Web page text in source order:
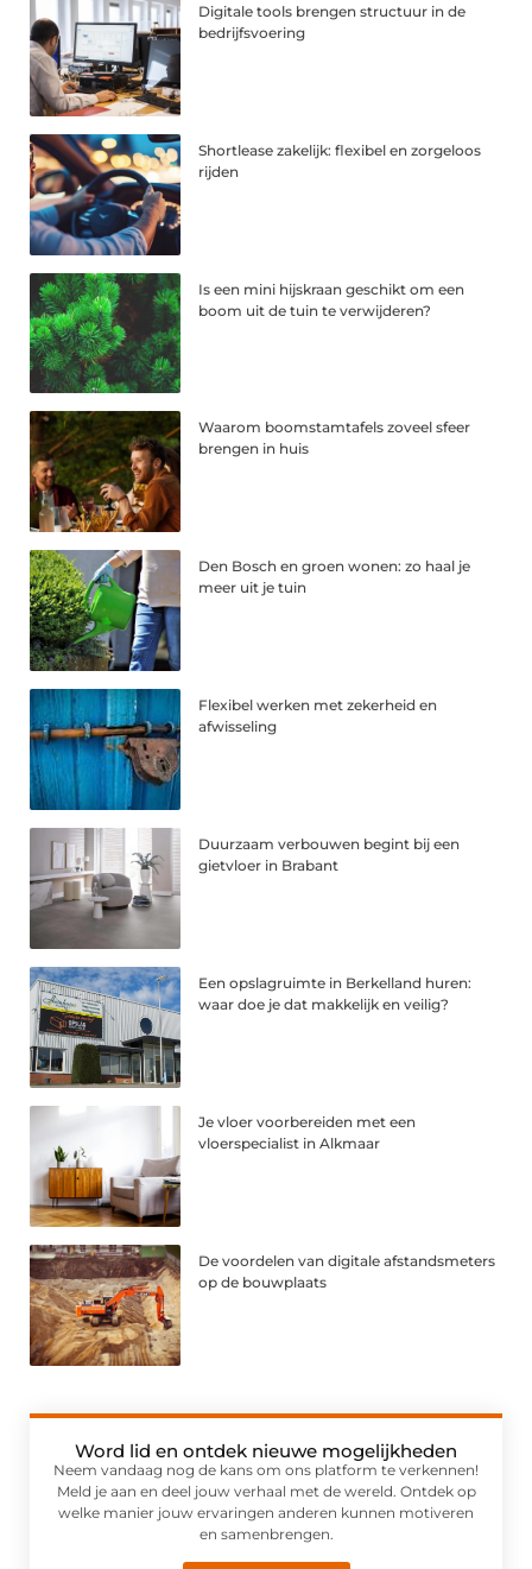
Digitale tools brengen structuur in de
bedrijfsvoering
Shortlease zakelijk: flexibel en zorgeloos
rijden
Is een mini hijskraan geschikt om een
boom uit de tuin te verwijderen?
Waarom boomstamtafels zoveel sfeer
brengen in huis
Den Bosch en groen wonen: zo haal je
meer uit je tuin
Flexibel werken met zekerheid en
afwisseling
Duurzaam verbouwen begint bij een
gietvloer in Brabant
Een opslagruimte in Berkelland huren:
waar doe je dat makkelijk en veilig?
Je vloer voorbereiden met een
vloerspecialist in Alkmaar
De voordelen van digitale afstandsmeters
op de bouwplaats
Word lid en ontdek nieuwe mogelijkheden
Neem vandaag nog de kans om ons platform te verkennen!
Meld je aan en deel jouw verhaal met de wereld. Ontdek op
welke manier jouw ervaringen anderen kunnen motiveren
en samenbrengen.